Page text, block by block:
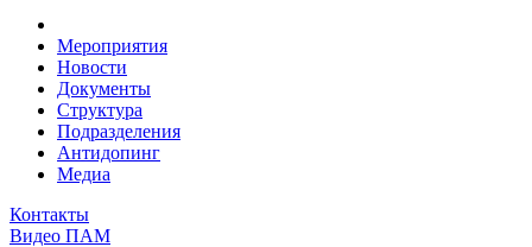
Мероприятия
Новости
Документы
Структура
Подразделения
Антидопинг
Медиа
Контакты
Видео ПАМ